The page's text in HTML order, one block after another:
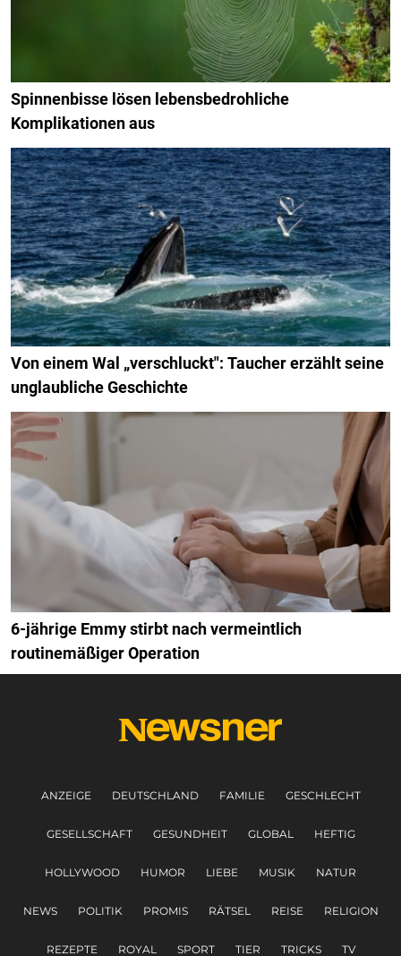
Spinnenbisse lösen lebensbedrohliche
Komplikationen aus
Von einem Wal „verschluckt": Taucher erzählt seine
unglaubliche Geschichte
6-jährige Emmy stirbt nach vermeintlich
routinemäßiger Operation
ANZEIGE DEUTSCHLAND FAMILIE GESCHLECHT
GESELLSCHAFT GESUNDHEIT GLOBAL HEFTIG
HOLLYWOOD HUMOR LIEBE MUSIK NATUR
NEWS POLITIK PROMIS RÄTSEL REISE RELIGION
REZEPTE ROYAL SPORT TIER TRICKS TV